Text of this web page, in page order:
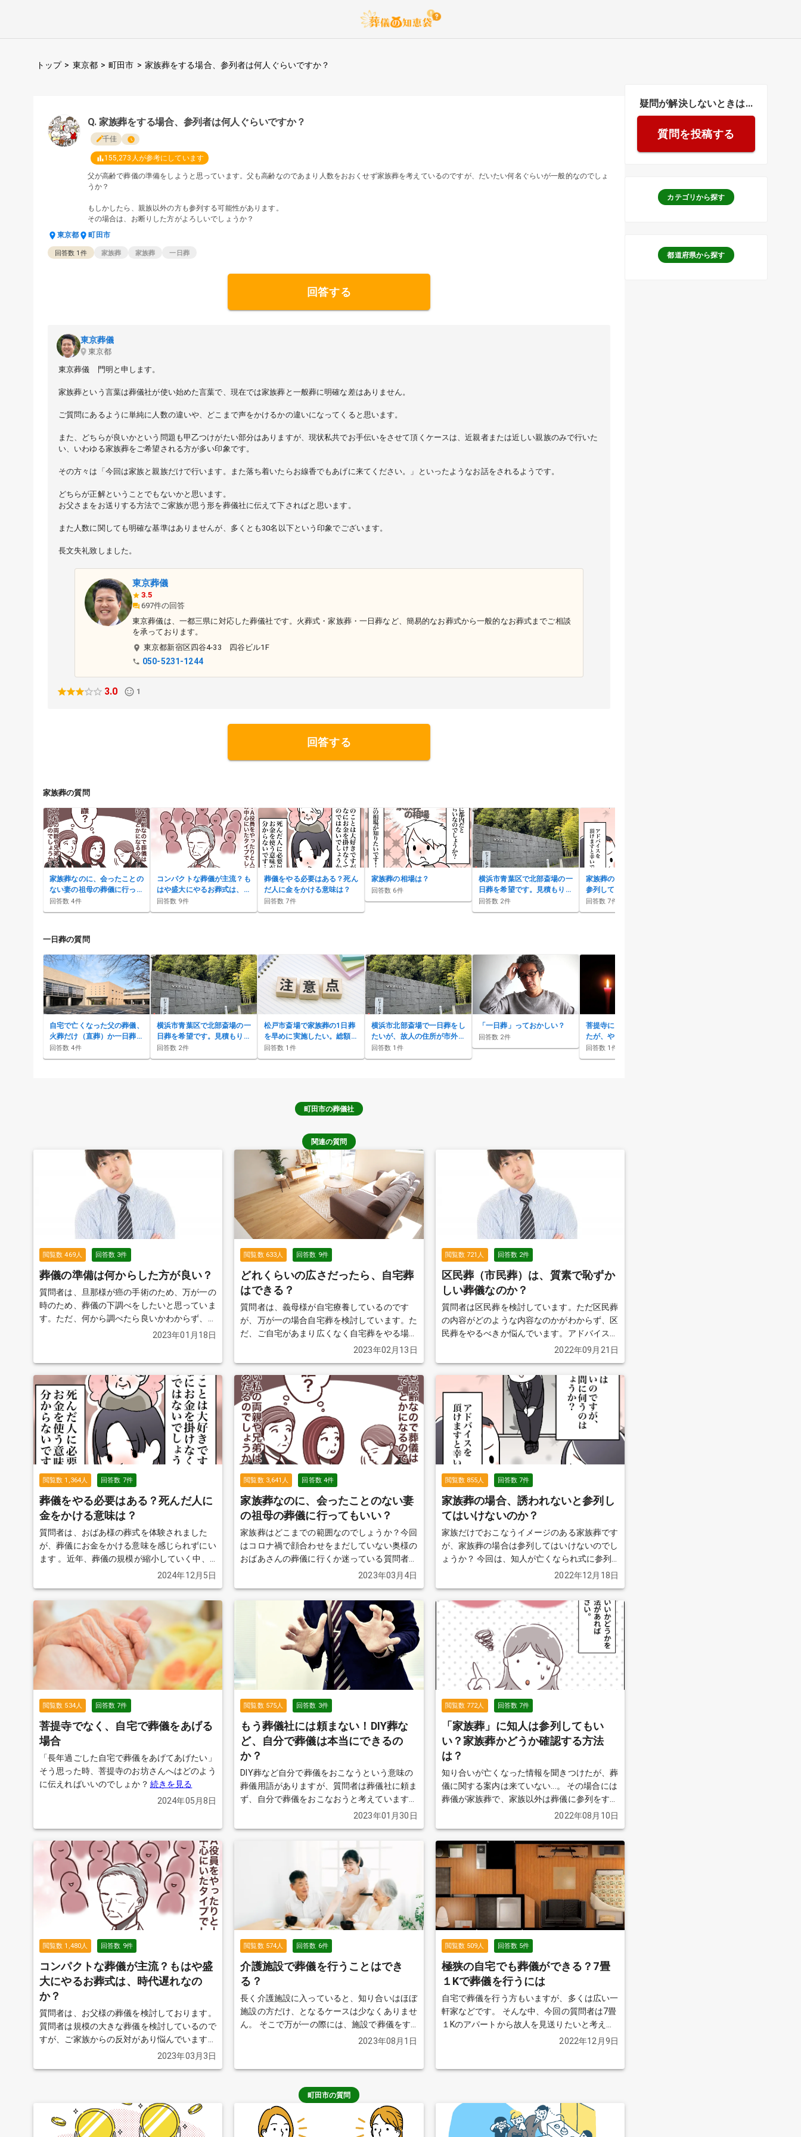
トップ > 東京都 > 町田市 > 家族葬をする場合、参列者は何人ぐらいですか？
家族葬をする場合、参列者は何人ぐらいですか？
千佳
155,273 人が参考にしています
父が高齢で葬儀の準備をしようと思っています。父も高齢なのであまり人数をおおくせず家族葬を考えているのですが、だいたい何名ぐらいが一般的なのでしょ
うか？
もしかしたら、親族以外の方も参列する可能性があります。
その場合は、お断りした方がよろしいでしょうか？
東京都
町田市
回答数 1 件 家族葬 家族葬 一日葬
回答する
東京葬儀
東京都
東京葬儀 門明と申します。
家族葬という言葉は葬儀社が使い始めた言葉で、現在では家族葬と一般葬に明確な差はありません。
ご質問にあるように単純に人数の違いや、どこまで声をかけるかの違いになってくると思います。
また、どちらが良いかという問題も甲乙つけがたい部分はありますが、現状私共でお手伝いをさせて頂くケースは、近親者または近しい親族のみで行いた
い、いわゆる家族葬をご希望される方が多い印象です。
その方々は「今回は家族と親族だけで行います。また落ち着いたらお線香でもあげに来てください。」といったようなお話をされるようです。
どちらが正解ということでもないかと思います。
お父さまをお送りする方法でご家族が思う形を葬儀社に伝えて下さればと思います。
また人数に関しても明確な基準はありませんが、多くとも30名以下という印象でございます。
長文失礼致しました。
東京葬儀
3.5
697件の回答
東京葬儀は、一都三県に対応した葬儀社です。火葬式・家族葬・一日葬など、簡易的なお葬式から一般的なお葬式までご相談
を承っております。
東京都新宿区四谷4-33 四谷ビル1F
050-5231-1244
3.0 1
回答する
家族葬の質問
家族葬なのに、会ったことの
ない妻の祖母の葬儀に行って
もいい？
回答数4件
コンパクトな葬儀が主流？も
はや盛大にやるお葬式は、時
代遅れなのか？
回答数 9件
葬儀をやる必要はある？死ん
だ人に金をかける意味は？
回答数7件
家族葬の相場は？
回答数 6件
横浜市青葉区で北部斎場の一
日葬を希望です。見積もりは
メールで送ってもらえます
か？香典返しや精進落としも
回答数 2件
家族葬の場合、誘われないと
参列してはいけないのか？
回答数7件
一日葬の質問
自宅で亡くなった父の葬儀、
火葬だけ（直葬）か一日葬で
迷っています。北区から町屋
斎場の場合の費用と流れは？
回答数4件
横浜市青葉区で北部斎場の一
日葬を希望です。見積もりは
メールで送ってもらえます
か？香典返しや精進落としも
回答数 2件
松戸市斎場で家族葬の1日葬
を早めに実施したい。総額や
予約状況、見積り取得の注意
点を教えてください。
回答数 1 件
横浜市北部斎場で一日葬をし
たいが、故人の住所が市外の
場合でも利用できますか？
回答数 1 件
「一日葬」っておかしい？
回答数 2件
菩提寺に一日葬を断られまし
たが、やはり従うしかないの
でしょうか？
回答数 1 件
町田市の葬儀社
関連の質問
閲覧数469人 回答数 3件
葬儀の準備は何からした方が良い？
質問者は、旦那様が癌の手術のため、万が一の
時のため、葬儀の下調べをしたいと思っていま
す。ただ、何から調べたら良いかわからず、悩
んでいるためアドバイスをお願いします。続
2023年01月18日
閲覧数 633人 回答数 9件
どれくらいの広さだったら、自宅葬
はできる？
質問者は、義母様が自宅療養しているのです
が、万が一の場合自宅葬を検討しています。た
だ、ご自宅があまり広くなく自宅葬をやる場合
の必要な広さを気にしています。続きを見る
2023年02月13日
閲覧数721 人 回答数 2件
区民葬（市民葬）は、質素で恥ずか
しい葬儀なのか？
質問者は区民葬を検討しています。ただ区民葬
の内容がどのような内容なのかがわからず、区
民葬をやるべきか悩んでいます。アドバイスを
2022年09月21日
閲覧数 1,364人 回答数 7件
葬儀をやる必要はある？死んだ人に
金をかける意味は？
質問者は、おばあ様の葬式を体験されました
が、葬儀にお金をかける意味を感じられずにい
ます 。近年、葬儀の規模が縮小していく中、
葬儀を行う意味を問いただしてみましょう。
2024年12月5日
閲覧数 3,641 人 回答数 4件
家族葬なのに、会ったことのない妻
の祖母の葬儀に行ってもいい？
家族葬はどこまでの範囲なのでしょうか？今回
はコロナ禍で顔合わせをまだしていない奥様の
おばあさんの葬儀に行くか迷っている質問者の
質問をピックアップしています。続きを見る
2023年03月4日
閲覧数 855人 回答数 7件
家族葬の場合、誘われないと参列し
てはいけないのか？
家族だけでおこなうイメージのある家族葬です
が、家族葬の場合は参列してはいけないのでし
ょうか？ 今回は、知人が亡くなられ式に参列
したいが、親族と面識がないため参列に迷って
2022年12月18日
閲覧数 534人 回答数7件
菩提寺でなく、自宅で葬儀をあげる
場合
「長年過ごした自宅で葬儀をあげてあげたい」
そう思った時、菩提寺のお坊さんへはどのよう
に伝えればいいのでしょか？ 続きを見る
2024年05月8日
閲覧数 575人 回答数 3件
もう葬儀社には頼まない！DIY葬な
ど、自分で葬儀は本当にできるの
か？
DIY葬など自分で葬儀をおこなうという意味の
葬儀用語がありますが、質問者は葬儀社に頼ま
ず、自分で葬儀をおこなおうと考えています。
実際に葬儀社に頼まず、自分で身内の葬儀をで
2023年01月30日
閲覧数772人 回答数 7件
「家族葬」に知人は参列してもい
い？家族葬かどうか確認する方法
は？
知り合いが亡くなった情報を聞きつけたが、葬
儀に関する案内は来ていない...。 その場合には
葬儀が家族葬で、家族以外は葬儀に参列をすべ
きではないかもしれません。 葬儀が家族葬か
れた質問と回答から見てみましょう。
続きを
見る
2022年08月10日
閲覧数 1,480人 回答数 9件
コンパクトな葬儀が主流？もはや盛
大にやるお葬式は、時代遅れなの
か？
質問者は、お父様の葬儀を検討しております。
質問者は規模の大きな葬儀を検討しているので
すが、ご家族からの反対があり悩んでいます。
最近では小さなお葬式などコンパクトな葬儀で
2023年03月3日
閲覧数 574人 回答数 6件
介護施設で葬儀を行うことはでき
る？
長く介護施設に入っていると、知り合いはほぼ
施設の方だけ、となるケースは少なくありませ
ん。 そこで万が一の際には、施設で葬儀をす
ればいいのでは？という発想になるもの決して
ら見てみましょう。続きを見る
2023年08月1日
閲覧数 509人 回答数 5件
極狭の自宅でも葬儀ができる？7畳
１Kで葬儀を行うには
自宅で葬儀を行う方もいますが、多くは広い一
軒家などです。 そんな中、今回の質問者は7畳
１Kのアパートから故人を見送りたいと考えて
います。 さて実際そのようなことが可能なの
2022年12月9日
町田市の質問
疑問が解決しないときは...
質問を投稿する
カテゴリから探す
都道府県から探す